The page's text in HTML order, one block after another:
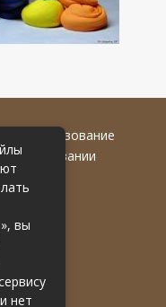
использование
при указании
вы
нет